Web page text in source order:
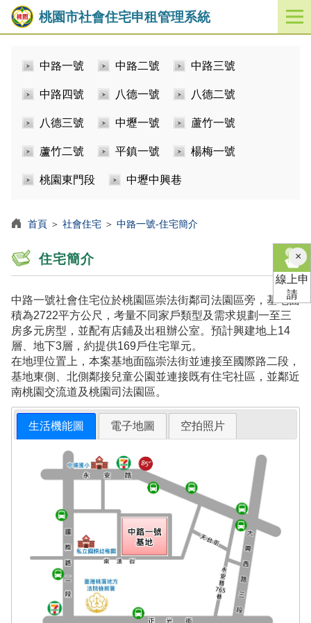
桃園市社會住宅申租管理系統
開
啟
中路一號 中路二號 中路三號
中路四號 八德一號 八德二號
八德三號 中壢一號 蘆竹一號
蘆竹二號 平鎮一號 楊梅一號
桃園東門段 中壢中興巷
首頁 ＞ 社會住宅 ＞ 中路一號-住宅簡介
住宅簡介
中路一號社會住宅位於桃園區崇法街鄰司法園區旁，基地面
積為2722平方公尺，考量不同家戶類型及需求規劃一至三
房多元房型，並配有店鋪及出租辦公室。預計興建地上14
層、地下3層，約提供169戶住宅單元。
在地理位置上，本案基地面臨崇法街並連接至國際路二段，
基地東側、北側鄰接兒童公園並連接既有住宅社區，並鄰近
南桃園交流道及桃園司法園區。
生活機能圖 電子地圖 空拍照片
×關
閉
線上申
請